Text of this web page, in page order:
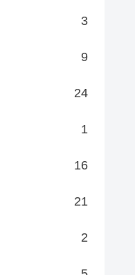
3
9
24
1
16
21
2